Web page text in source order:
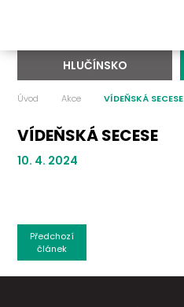
HLUČÍNSKO
Úvod Akce VÍDEŇSKÁ SECESE
VÍDEŇSKÁ SECESE
10. 4. 2024
Předchozí
článek